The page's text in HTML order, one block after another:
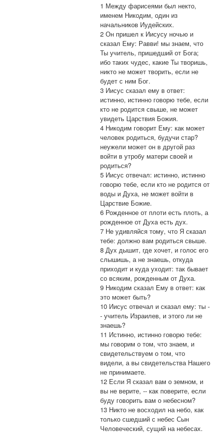
1 Между фарисеями был некто,
именем Никодим, один из
начальников Иудейских.
2 Он пришел к Иисусу ночью и
сказал Ему: Равви! мы знаем, что
Ты учитель, пришедший от Бога;
ибо таких чудес, какие Ты творишь,
никто не может творить, если не
будет с ним Бог.
3 Иисус сказал ему в ответ:
истинно, истинно говорю тебе, если
кто не родится свыше, не может
увидеть Царствия Божия.
4 Никодим говорит Ему: как может
человек родиться, будучи стар?
неужели может он в другой раз
войти в утробу матери своей и
родиться?
5 Иисус отвечал: истинно, истинно
говорю тебе, если кто не родится от
воды и Духа, не может войти в
Царствие Божие.
6 Рожденное от плоти есть плоть, а
рожденное от Духа есть дух.
7 Не удивляйся тому, что Я сказал
тебе: должно вам родиться свыше.
8 Дух дышит, где хочет, и голос его
слышишь, а не знаешь, откуда
приходит и куда уходит: так бывает
со всяким, рожденным от Духа.
9 Никодим сказал Ему в ответ: как
это может быть?
10 Иисус отвечал и сказал ему: ты -
- учитель Израилев, и этого ли не
знаешь?
11 Истинно, истинно говорю тебе:
мы говорим о том, что знаем, и
свидетельствуем о том, что
видели, а вы свидетельства Нашего
не принимаете.
12 Если Я сказал вам о земном, и
вы не верите, -- как поверите, если
буду говорить вам о небесном?
13 Никто не восходил на небо, как
только сшедший с небес Сын
Человеческий, сущий на небесах.